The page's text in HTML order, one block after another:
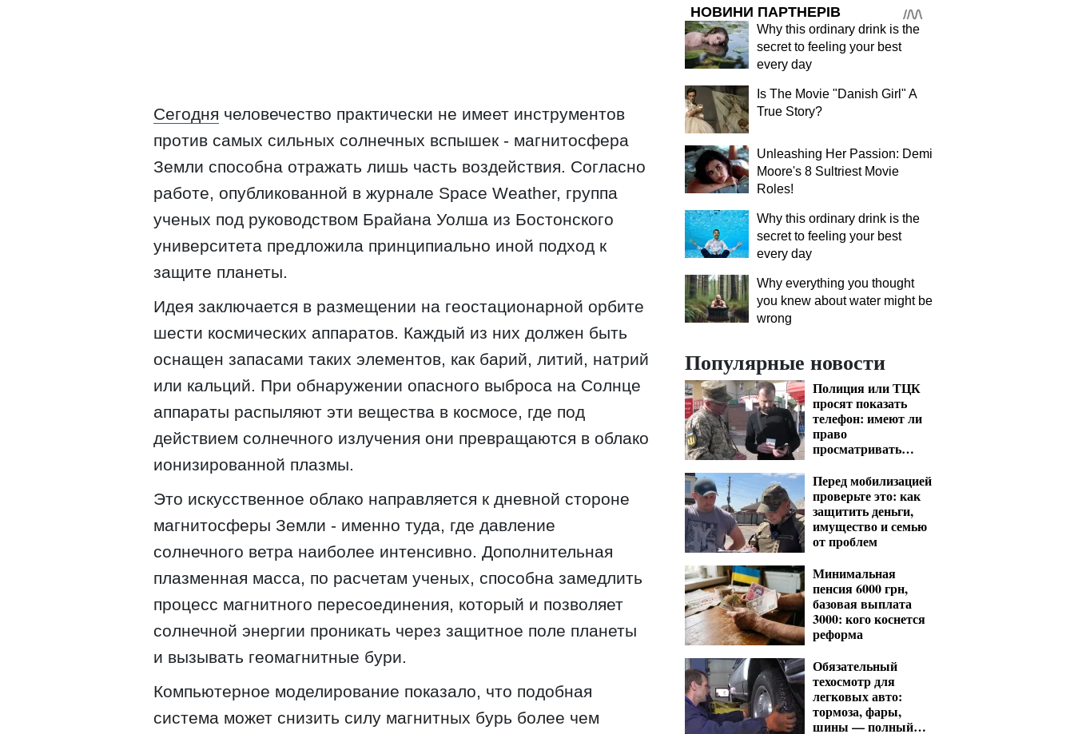
Сегодня человечество практически не имеет инструментов
против самых сильных солнечных вспышек - магнитосфера
Земли способна отражать лишь часть воздействия. Согласно
работе, опубликованной в журнале Space Weather, группа
ученых под руководством Брайана Уолша из Бостонского
университета предложила принципиально иной подход к
защите планеты.
Идея заключается в размещении на геостационарной орбите
шести космических аппаратов. Каждый из них должен быть
оснащен запасами таких элементов, как барий, литий, натрий
или кальций. При обнаружении опасного выброса на Солнце
аппараты распыляют эти вещества в космосе, где под
действием солнечного излучения они превращаются в облако
ионизированной плазмы.
Это искусственное облако направляется к дневной стороне
магнитосферы Земли - именно туда, где давление
солнечного ветра наиболее интенсивно. Дополнительная
плазменная масса, по расчетам ученых, способна замедлить
процесс магнитного пересоединения, который и позволяет
солнечной энергии проникать через защитное поле планеты
и вызывать геомагнитные бури.
Компьютерное моделирование показало, что подобная
система может снизить силу магнитных бурь более чем
НОВИНИ ПАРТНЕРІВ
Why this ordinary drink is the
secret to feeling your best
every day
Is The Movie "Danish Girl" A
True Story?
Unleashing Her Passion: Demi
Moore's 8 Sultriest Movie
Roles!
Why this ordinary drink is the
secret to feeling your best
every day
Why everything you thought
you knew about water might be
wrong
Популярные новости
Полиция или ТЦК
просят показать
телефон: имеют ли
право
просматривать
фото
Перед мобилизацией
проверьте это: как
защитить деньги,
имущество и семью
от проблем
Минимальная
пенсия 6000 грн,
базовая выплата
3000: кого коснется
реформа
Обязательный
техосмотр для
легковых авто:
тормоза, фары,
шины — полный